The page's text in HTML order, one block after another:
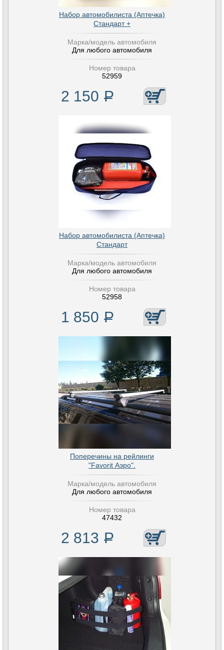
Набор автомобилиста (Аптечка)
Стандарт +
Марка/модель автомобиля
Для любого автомобиля
Номер товара
52959
2 150 Р
Набор автомобилиста (Аптечка)
Стандарт
Марка/модель автомобиля
Для любого автомобиля
Номер товара
52958
1 850 Р
Поперечины на рейлинги
"Favorit Аэро".
Марка/модель автомобиля
Для любого автомобиля
Номер товара
47432
2 813 Р